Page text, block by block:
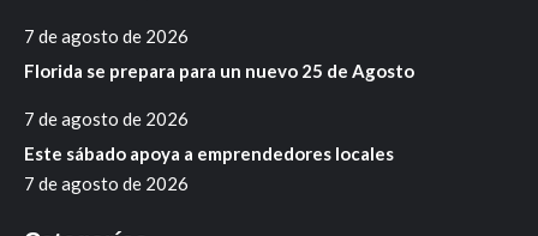
7 de agosto de 2026
Florida se prepara para un nuevo 25 de Agosto
7 de agosto de 2026
Este sábado apoya a emprendedores locales
7 de agosto de 2026